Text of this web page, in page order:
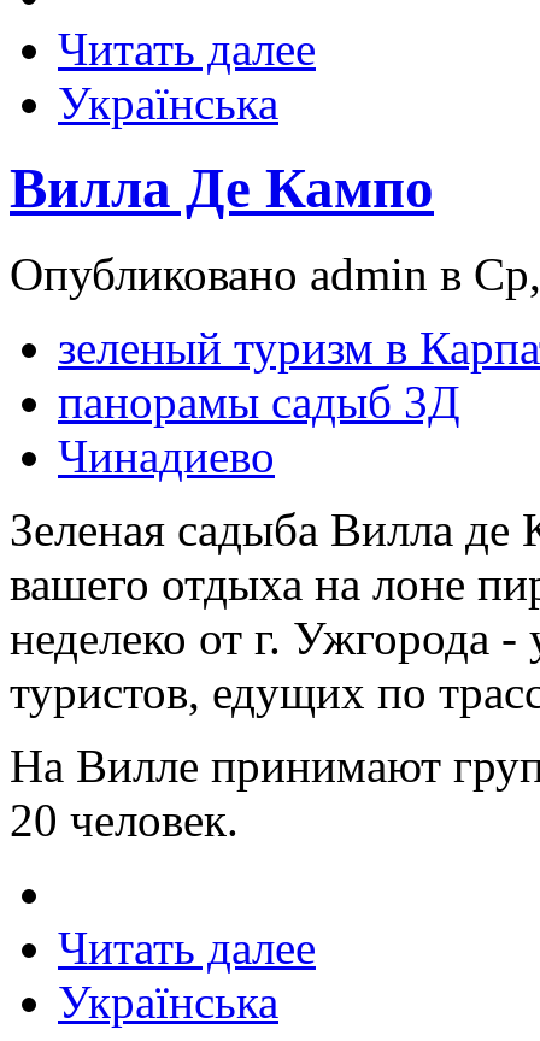
Читать далее
Українська
Вилла Де Кампо
Опубликовано admin в
зеленый туризм в
панорамы садыб 3Д
Чинадиево
Зеленая садыба Вилла де
вашего отдыха на лоне
неделеко от г. Ужгорода
туристов, едущих по
На Вилле принимают
20 человек.
Читать далее
Українська